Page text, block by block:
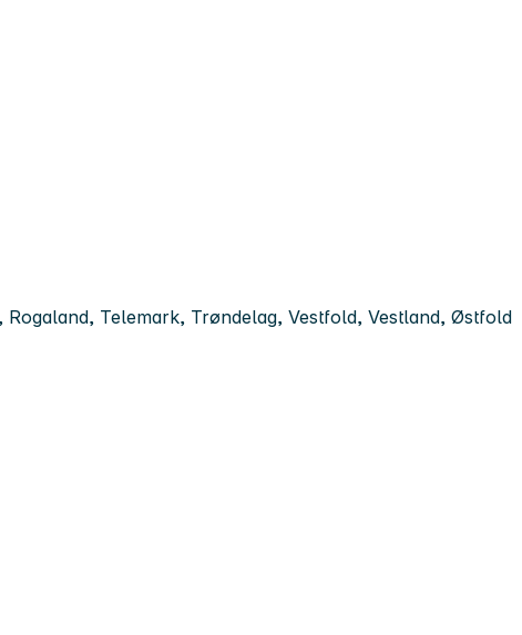
Telemark, Trøndelag, Vestfold, Vestland, Østfold